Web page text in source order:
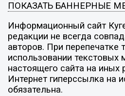
ПОКАЗАТЬ БАННЕРНЫЕ
Информационный сайт
редакции не всегда
авторов. При перепечатке
использовании текстовых
настоящего сайта на иных
Интернет гиперссылка на
обязательна.